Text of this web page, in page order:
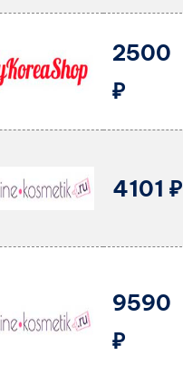
2500
₽
4101 ₽
9590
₽